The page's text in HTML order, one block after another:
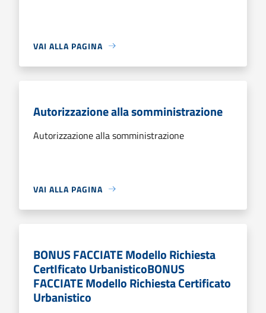
VAI ALLA PAGINA
Autorizzazione alla somministrazione
Autorizzazione alla somministrazione
VAI ALLA PAGINA
BONUS FACCIATE Modello Richiesta
CertIficato UrbanisticoBONUS
FACCIATE Modello Richiesta Certificato
Urbanistico